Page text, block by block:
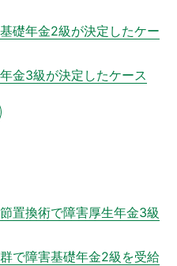
礎年金2級が決定したケー
金3級が決定したケース
置換術で障害厚生年金3級
で障害基礎年金2級を受給